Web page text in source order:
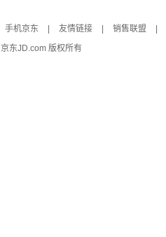
手机京东 友情链接 销售联盟
京东JD.com 版权所有